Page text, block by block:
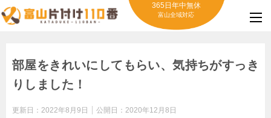
365日年中無休
富山全域対応
部屋をきれいにしてもらい、気持ちがすっき
りしました！
更新日： 2022年8月9日 公開日： 2020年12月8日